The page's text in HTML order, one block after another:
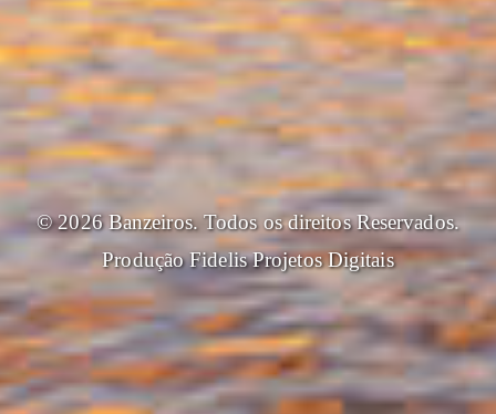
© 2026 Banzeiros. Todos os direitos Reservados.
ProduçãoFidelis Projetos Digitais